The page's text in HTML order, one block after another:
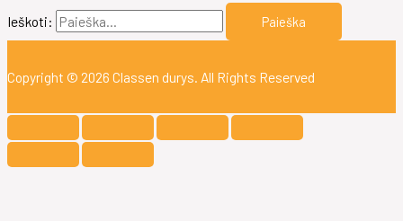
Ieškoti:
Copyright © 2026 Classen durys . All Rights Reserved